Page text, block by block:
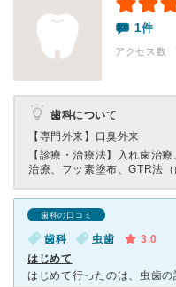
1件
アクセス数
歯科について
【専門外来】 口臭外来
【診療・治療法】
入れ歯治
治療、フッ素塗布、GTR法
歯科の口コミ
歯科 虫歯
3.0
はじめて